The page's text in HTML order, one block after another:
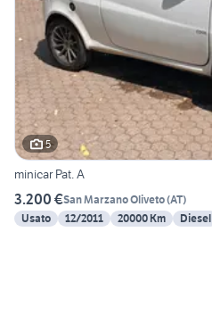
5
minicar Pat. A
3.200 €San Marzano Oliveto(AT)
Usato
12/2011 20000 Km Diesel